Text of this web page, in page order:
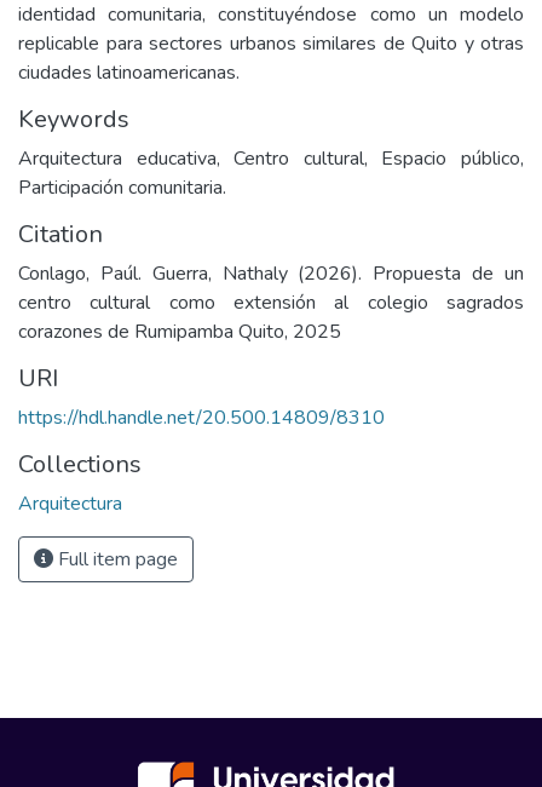
identidad comunitaria, constituyéndose como un modelo
replicable para sectores urbanos similares de Quito y otras
ciudades latinoamericanas.
Keywords
Arquitectura educativa, Centro cultural, Espacio público,
Participación comunitaria.
Citation
Conlago, Paúl. Guerra, Nathaly (2026). Propuesta de un
centro cultural como extensión al colegio sagrados
corazones de Rumipamba Quito, 2025
URI
https://hdl.handle.net/20.500.14809/8310
Collections
Arquitectura
Full item page